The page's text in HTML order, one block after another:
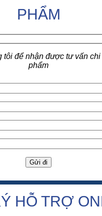
PHẨM
tôi để nhận được tư vấn chi
phẩm
HỖ TRỢ